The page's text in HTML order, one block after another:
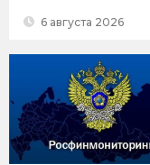
6 августа 2026